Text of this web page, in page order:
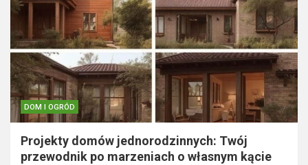
DOM I OGRÓD
Projekty domów jednorodzinnych: Twój
przewodnik po marzeniach o własnym kącie